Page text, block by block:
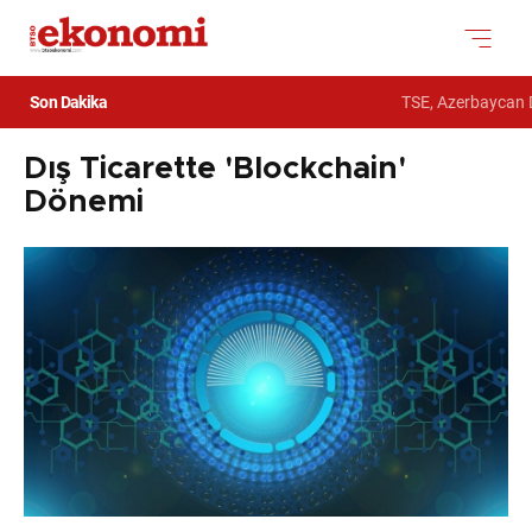
Son Dakika TSE, Azerbaycan
Dış Ticarette 'Blockchain'
Dönemi